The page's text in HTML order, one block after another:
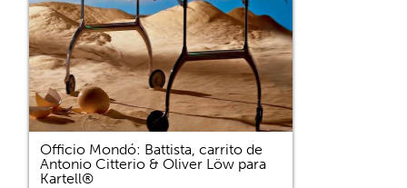
Officio Mondó: Battista, carrito de
Antonio Citterio & Oliver Löw para
Kartell®